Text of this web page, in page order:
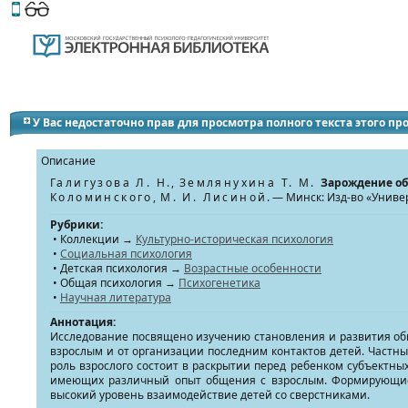
Этот сайт поддерживает
У Вас недостаточно прав для просмотра полного текста этого
Описание
Галигузова Л. Н., Землянухина Т. М.Зарождение
Коломинского ,М. И. Лисиной . — Минск: Изд-во
Рубрики:
• Коллекции → Культурно-историческая психология
• Социальная психология
• Детская психология → Возрастные особенности
• Общая психология → Психогенетика
• Научная литература
Аннотация:
Исследование посвящено изучению становления и развития
взрослым и от организации последним контактов детей.
роль взрослого состоит в раскрытии перед ребенком
имеющих различный опыт общения с взрослым.
высокий уровень взаимодействие детей со сверстниками.